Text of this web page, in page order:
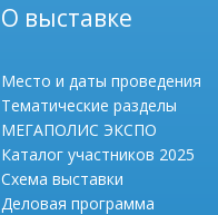
О выставке
Место и даты проведения
Тематические разделы
МЕГАПОЛИС ЭКСПО
Каталог участников 2025
Схема выставки
Деловая программа